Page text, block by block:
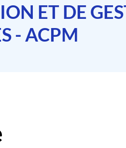
ET DE
- ACPM